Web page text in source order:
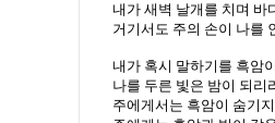
내가 새벽 날개를 치며 바
거기서도 주의 손이 나를
내가 혹시 말하기를 흑암
나를 두른 빛은 밤이 되리
주에게서는 흑암이 숨기